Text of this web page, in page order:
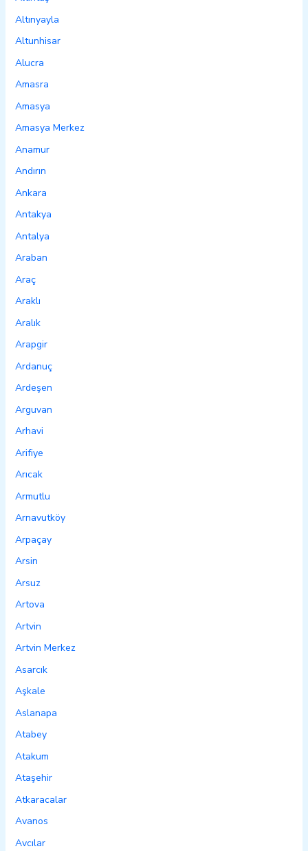
Altınyayla
Altunhisar
Alucra
Amasra
Amasya
Amasya Merkez
Anamur
Andırın
Ankara
Antakya
Antalya
Araban
Araç
Araklı
Aralık
Arapgir
Ardanuç
Ardeşen
Arguvan
Arhavi
Arifiye
Arıcak
Armutlu
Arnavutköy
Arpaçay
Arsin
Arsuz
Artova
Artvin
Artvin Merkez
Asarcık
Aşkale
Aslanapa
Atabey
Atakum
Ataşehir
Atkaracalar
Avanos
Avcılar